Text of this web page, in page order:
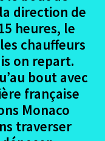
direction de
heures, le
chauffeurs
on repart.
bout avec
française
Monaco
traverser